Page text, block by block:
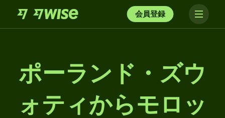
会員登録
ポーランド・ズウ
ォティからモロッ